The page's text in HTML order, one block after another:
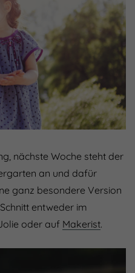
nächste Woche steht der
an und dafür
ganz besondere Version
entweder im
oder auf Makerist.